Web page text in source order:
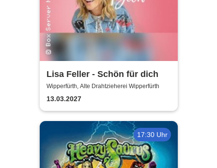
Lisa Feller - Schön für dich
Wipperfürth, Alte Drahtzieherei Wipperfürth
13.03.2027
17:30 Uhr